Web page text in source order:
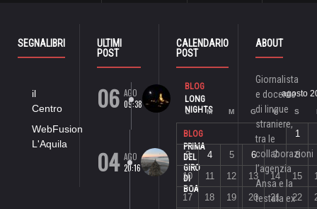
SEGNALIBRI
il
Centro
WebFusion
L'Aquila
ULTIMI
POST
06 AGO
09:38
BLOG
LONG
NIGHTS
04 AGO
20:16
BLOG
PRIMA
DEL
GIRO
DI
BOA
CALENDARIO
POST
agosto
L M M G V S
1
3
4 5 6 7 8
10
11 12 13 14 15
17
18 19 20 21 22
ABOUT
Giornalista
e docente
di lingue
straniere,
tra le
collaborazioni
l’agenzia
Ansa e la
testata ex